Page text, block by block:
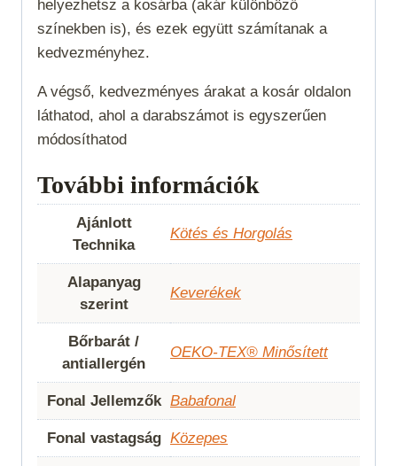
helyezhetsz a kosárba (akár különböző
színekben is), és ezek együtt számítanak a
kedvezményhez.
A végső, kedvezményes árakat a kosár oldalon
láthatod, ahol a darabszámot is egyszerűen
módosíthatod
További információk
Ajánlott
Technika
Kötés és Horgolás
Alapanyag
szerint
Keverékek
Bőrbarát /
antiallergén
OEKO-TEX® Minősített
Fonal Jellemzők Babafonal
Fonal vastagság Közepes